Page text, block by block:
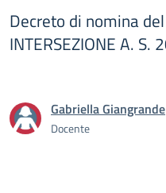
Decreto di nomina
INTERSEZIONE A.
Gabriella Giangrande
Docente